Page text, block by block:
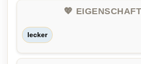
💖
lecker